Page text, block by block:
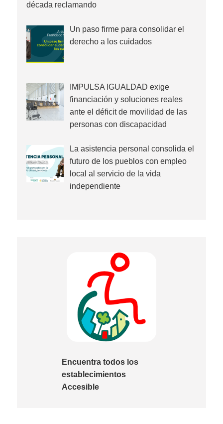
década reclamando
Un paso firme para consolidar el
derecho a los cuidados
IMPULSA IGUALDAD exige
financiación y soluciones reales
ante el déficit de movilidad de las
personas con discapacidad
La asistencia personal consolida el
futuro de los pueblos con empleo
local al servicio de la vida
independiente
Encuentra todos los
establecimientos
Accesible